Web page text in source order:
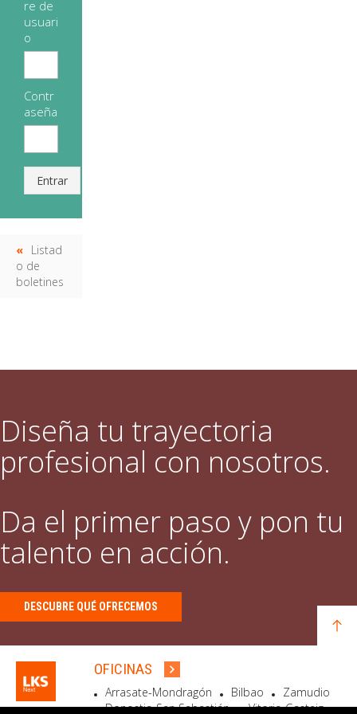
re de
usuari
o
Contr
aseña
Entrar
Listad
o de
boletines
Diseña tu trayectoria
profesional con nosotros.
Da el primer paso y pon tu
talento en acción.
DESCUBRE QUÉ OFRECEMOS
OFICINAS
Arrasate-Mondragón Bilbao
Zamudio
Donostia-San Sebastián
Vitoria-Gasteiz